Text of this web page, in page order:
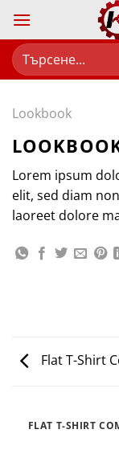
content
Търсене
за:
Lookbook
Lorem ipsum
elit, sed diam
laoreet dolore
Flat T-Shirt
FLAT T-SHIRT